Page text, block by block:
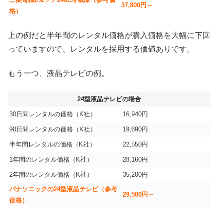
格）
37,800円～
上の例だと半年間のレンタル価格が購入価格を大幅に下回
っていますので、レンタルを採用する価値ありです。
もう一つ、液晶テレビの例。
24型液晶テレビの場合
30日間レンタルの価格（K社） 16,940円
90日間レンタルの価格（K社） 19,690円
半年間レンタルの価格（K社） 22,550円
1年間のレンタル価格（K社） 28,160円
2年間のレンタル価格（K社）
35,200円
パナソニックの24型液晶テレビ（参考
価格）
29,500円～